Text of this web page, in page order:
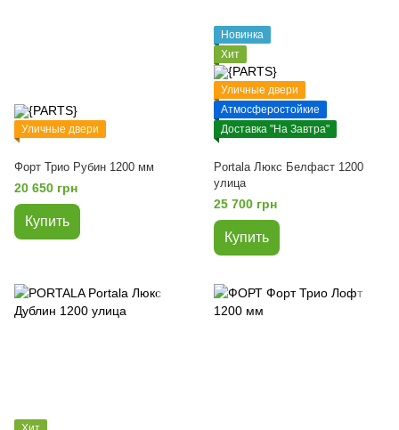
Уличные двери
Форт Трио Рубин 1200 мм
20 650 грн
Купить
Новинка
Хит
Уличные двери
Атмосферостойкие
Доставка "На Завтра"
Portala Люкс Белфаст 1200
улица
25 700 грн
Купить